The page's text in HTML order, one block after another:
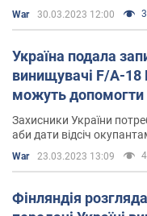
Особисте життя
Марін була
(розлучилися 2023
народилася 2018 року.
War 30.03.2023 12:00
Україна подала
винищувачі F/A-
можуть
Захисники України
аби дати відсіч
War 23.03.2023 13:09
Фінляндія